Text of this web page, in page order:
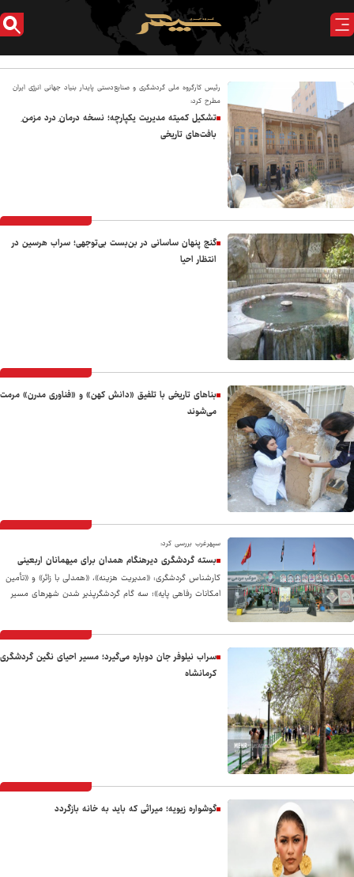
رئیس کارگروه ملی گردشگری و صنایع‌دستی پایدار بنیاد جهانی انرژی ایران
مطرح کرد:
تشکیل کمیته مدیریت یکپارچه؛ نسخه درمانِ درد مزمنِ
بافت‌های تاریخی
گنج پنهان ساسانی در بن‌بست بی‌توجهی؛ سراب هرسین در
انتظار احیا
بناهای تاریخی با تلفیق «دانش کهن» و «فناوری مدرن» مرمت
می‌شوند
سپهرغرب بررسی کرد:
بسته گردشگری دیرهنگام همدان برای میهمانان اربعینی
کارشناس گردشگری: «مدیریت هزینه»، «همدلی با زائر» و «تأمین
امکانات رفاهی پایه»؛ سه گام گردشگرپذیر شدن شهرهای مسیر
سراب نیلوفر جان دوباره می‌گیرد؛ مسیر احیای نگین گردشگری
کرمانشاه
گوشواره زیویه؛ میراثی که باید به خانه بازگردد